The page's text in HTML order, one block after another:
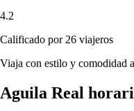
4.2
Calificado por 26 viajeros
Viaja con estilo y comodidad
Aguila Real